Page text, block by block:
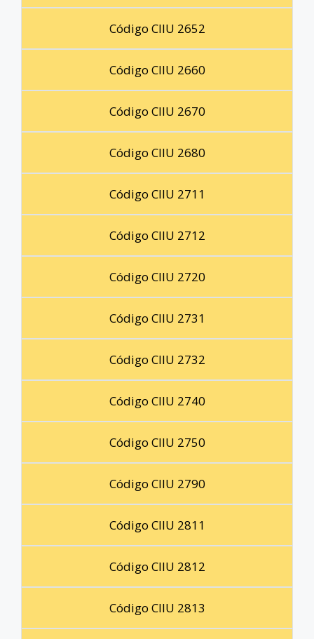
Código CIIU 2652
Código CIIU 2660
Código CIIU 2670
Código CIIU 2680
Código CIIU 2711
Código CIIU 2712
Código CIIU 2720
Código CIIU 2731
Código CIIU 2732
Código CIIU 2740
Código CIIU 2750
Código CIIU 2790
Código CIIU 2811
Código CIIU 2812
Código CIIU 2813